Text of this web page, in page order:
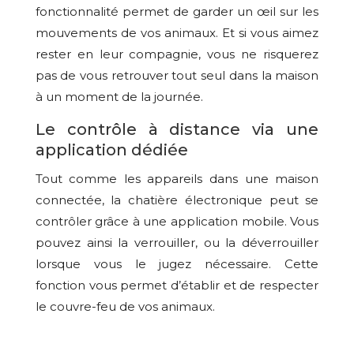
fonctionnalité permet de garder un œil sur les
mouvements de vos animaux. Et si vous aimez
rester en leur compagnie, vous ne risquerez
pas de vous retrouver tout seul dans la maison
à un moment de la journée.
Le contrôle à distance via une
application dédiée
Tout comme les appareils dans une maison
connectée, la chatière électronique peut se
contrôler grâce à une application mobile. Vous
pouvez ainsi la verrouiller, ou la déverrouiller
lorsque vous le jugez nécessaire. Cette
fonction vous permet d’établir et de respecter
le couvre-feu de vos animaux.